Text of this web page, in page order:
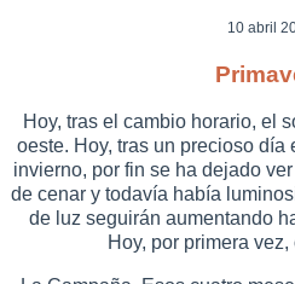
10 abril
Hoy, tras el cambio horario, el
oeste. Hoy, tras un precioso día
invierno, por fin se ha dejado
de cenar y todavía había
de luz seguirán aumentando
Hoy, por primera